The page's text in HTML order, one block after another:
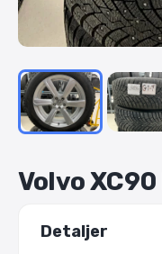
VolvoXC90
Detaljer